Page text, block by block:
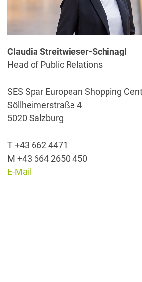
Claudia Streitwieser-Schinagl
Head of Public Relations
SES Spar European Shopping
Söllheimerstraße 4
5020 Salzburg
T +43 662 4471
M +43 664 2650 450
E-Mail